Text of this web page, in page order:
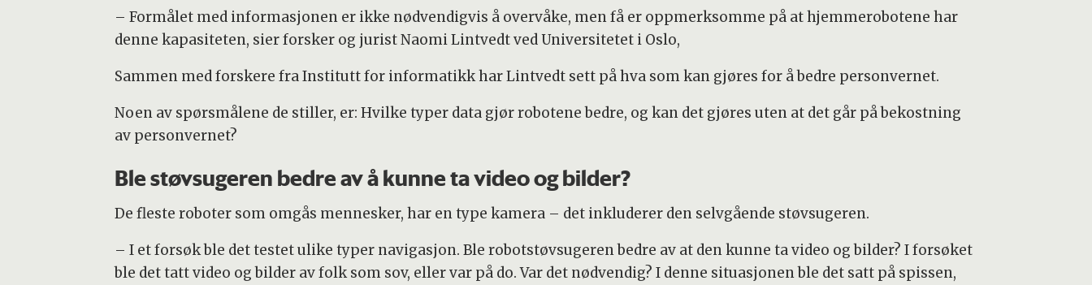
– Formålet med informasjonen er ikke nødvendigvis å overvåke, men få er oppmerksomme på at hjemmerobotene har
denne kapasiteten, sier forsker og jurist Naomi Lintvedt ved Universitetet i Oslo,
Sammen med forskere fra Institutt for informatikk har Lintvedt sett på hva som kan gjøres for å bedre personvernet.
Noen av spørsmålene de stiller, er: Hvilke typer data gjør robotene bedre, og kan det gjøres uten at det går på bekostning
av personvernet?
Ble støvsugeren bedre av å kunne ta video og bilder?
De fleste roboter som omgås mennesker, har en type kamera – det inkluderer den selvgående støvsugeren.
– I et forsøk ble det testet ulike typer navigasjon. Ble robotstøvsugeren bedre av at den kunne ta video og bilder? I forsøket
ble det tatt video og bilder av folk som sov, eller var på do. Var det nødvendig? I denne situasjonen ble det satt på spissen,